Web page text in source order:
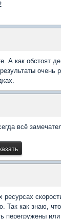
А как обстоят
очень
всё
Так как знаю,
перегружены